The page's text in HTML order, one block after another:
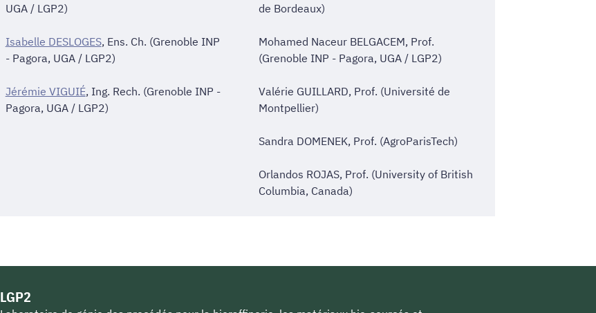
UGA / LGP2)
Isabelle DESLOGES, Ens. Ch. (Grenoble INP
- Pagora, UGA / LGP2)
Jérémie VIGUIÉ, Ing. Rech. (Grenoble INP -
Pagora, UGA / LGP2)
de Bordeaux)
Mohamed Naceur BELGACEM, Prof.
(Grenoble INP - Pagora, UGA / LGP2)
Valérie GUILLARD, Prof. (Université de
Montpellier)
Sandra DOMENEK, Prof. (AgroParisTech)
Orlandos ROJAS, Prof. (University of British
Columbia, Canada)
LGP2